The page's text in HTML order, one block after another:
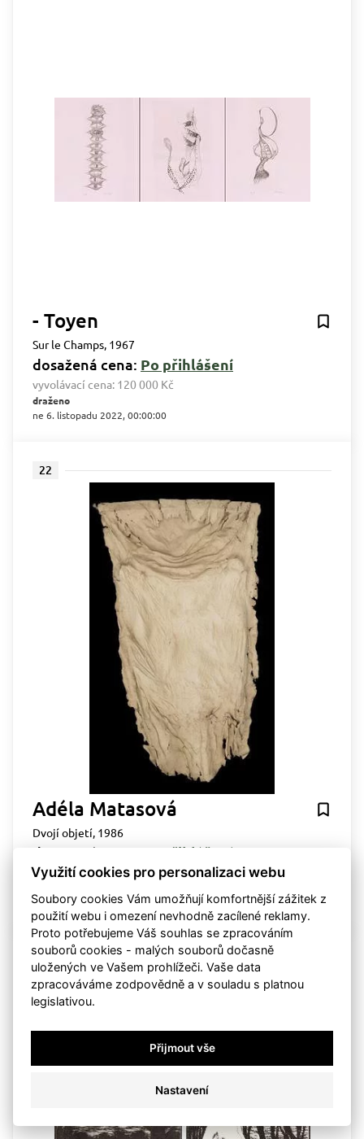
- Toyen
Sur le Champs, 1967
dosažená cena: Po přihlášení
vyvolávací cena: 120 000 Kč
draženo
ne 6. listopadu 2022, 00:00:00
22
Adéla Matasová
Dvojí objetí, 1986
dosažená cena: Po přihlášení
vyvolávací cena:180 000 Kč
ne 6. listopadu 2022, 00:00:00
23
Využití cookies pro personalizaci webu
Soubory cookies Vám umožňují komfortnější zážitek z
použití webu i omezení nevhodně zacílené reklamy.
Proto potřebujeme Váš souhlas se zpracováním
souborů cookies - malých souborů dočasně
uložených ve Vašem prohlížeči. Vaše data
zpracováváme zodpovědně a v souladu s platnou
legislativou.
Přijmout vše
Nastavení